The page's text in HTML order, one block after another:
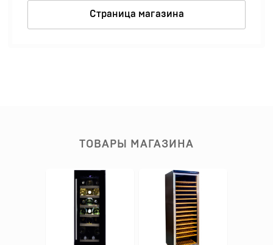
Страница магазина
ТОВАРЫ МАГАЗИНА